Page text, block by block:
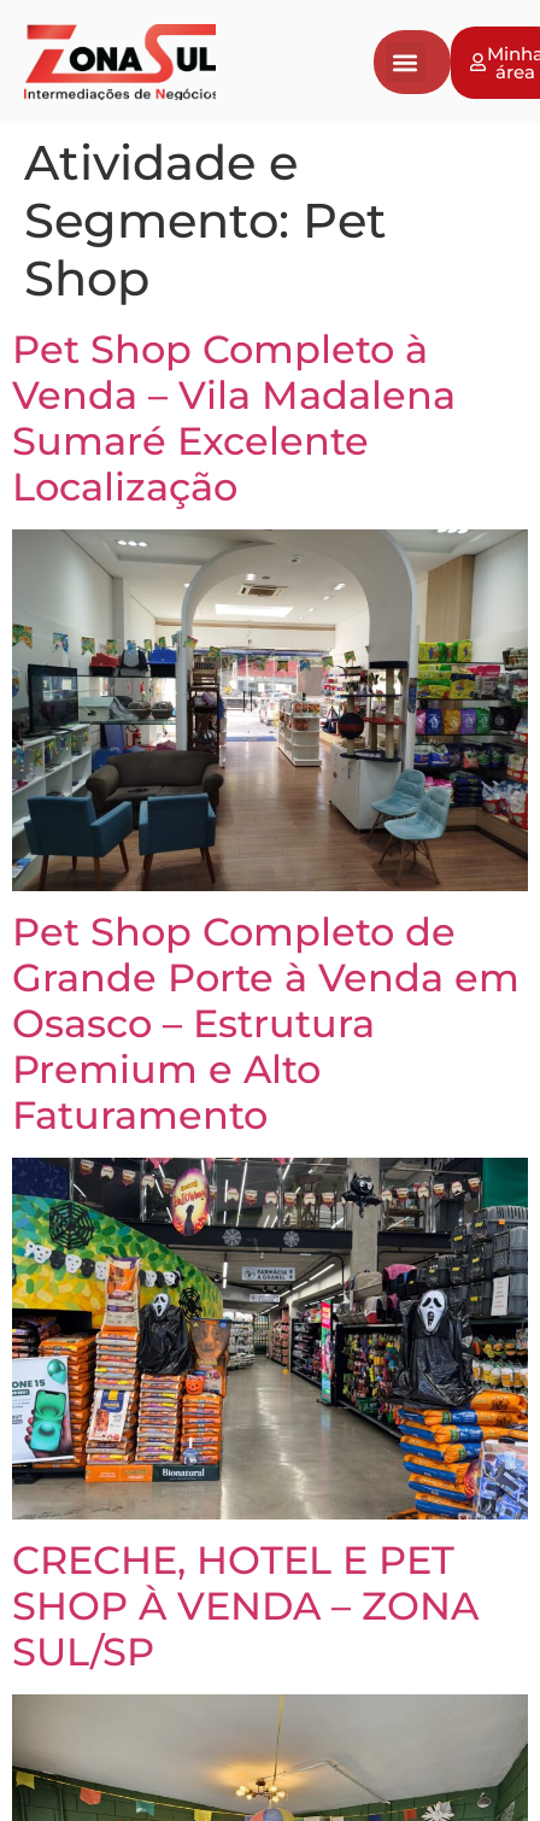
área
Atividade e
Segmento: Pet
Shop
Pet Shop Completo à
Venda – Vila Madalena
Sumaré Excelente
Localização
Pet Shop Completo de
Grande Porte à Venda em
Osasco – Estrutura
Premium e Alto
Faturamento
CRECHE, HOTEL E PET
SHOP À VENDA – ZONA
SUL/SP